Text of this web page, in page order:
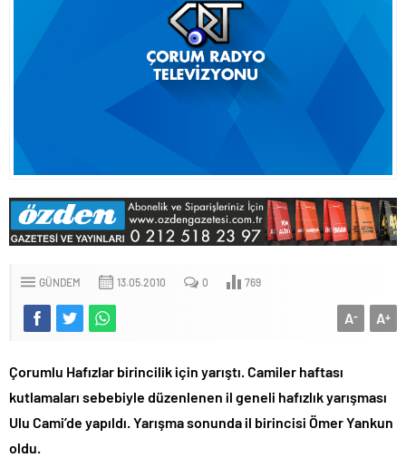
GÜNDEM 13.05.2010 0 769
A+
A-
Çorumlu Hafızlar birincilik için yarıştı. Camiler haftası
kutlamaları sebebiyle düzenlenen il geneli hafızlık yarışması
Ulu Cami’de yapıldı. Yarışma sonunda il birincisi Ömer Yankun
oldu.